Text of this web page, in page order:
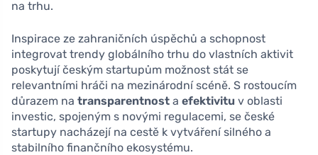
na trhu.
Inspirace ze zahraničních úspěchů a schopnost
integrovat trendy globálního trhu do vlastních aktivit
poskytují českým startupům možnost stát se
relevantními hráči na mezinárodní scéně. S rostoucím
důrazem na transparentnost a efektivitu v oblasti
investic, spojeným s novými regulacemi, se české
startupy nacházejí na cestě k vytváření silného a
stabilního finančního ekosystému.